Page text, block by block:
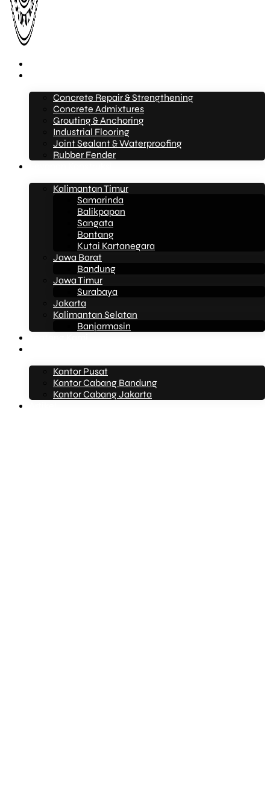
Concrete Repair & Strengthening
Concrete Admixtures
Grouting & Anchoring
Industrial Flooring
Joint Sealant & Waterproofing
Rubber Fender
Kalimantan Timur
Samarinda
Balikpapan
Sangata
Bontang
Kutai Kartanegara
Jawa Barat
Bandung
Jawa Timur
Surabaya
Jakarta
Kalimantan Selatan
Banjarmasin
Kantor Pusat
Kantor Cabang Bandung
Kantor Cabang Jakarta